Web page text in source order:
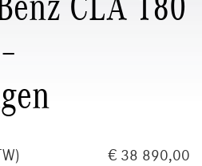
€ 38 890,00